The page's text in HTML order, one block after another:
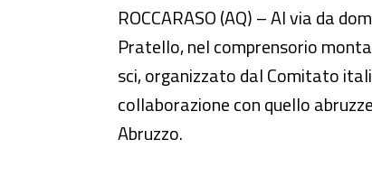
A Roccaraso il Campus
ROCCARASO (AQ) – Al via da
Pratello, nel comprensorio
sci, organizzato dal Comitato
collaborazione con quello
Abruzzo.